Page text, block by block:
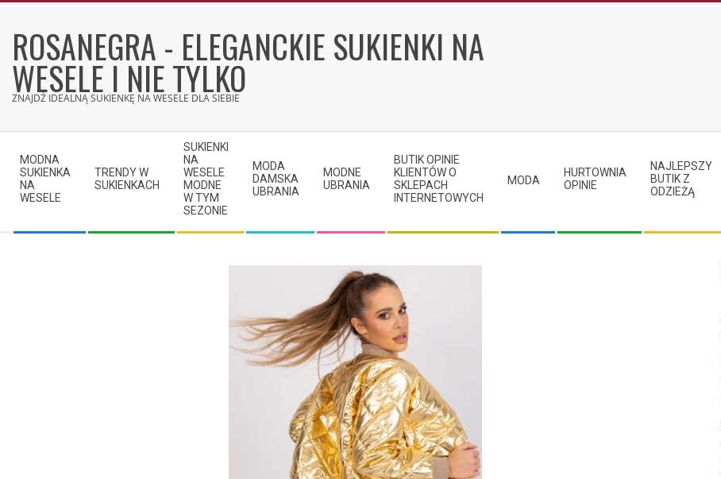
contentROSANEGRA - ELEGANCKIE SUKIENKI NA
WESELE I NIE TYLKO
ZNAJDŹ IDEALNĄ SUKIENKĘ NA WESELE DLA SIEBIE
Navigation
Menu
MODNA
SUKIENKA
NA
WESELE
TRENDY W
SUKIENKACH
SUKIENKI
NA
WESELE
MODNE
W TYM
SEZONIE
MODA
DAMSKA
UBRANIA
MODNE
UBRANIA
BUTIK OPINIE
KLIENTÓW O
SKLEPACH
INTERNETOWYCH
MODA
HURTOWNIA
OPINIE
NAJLEPSZY
BUTIK Z
ODZIEŻĄ